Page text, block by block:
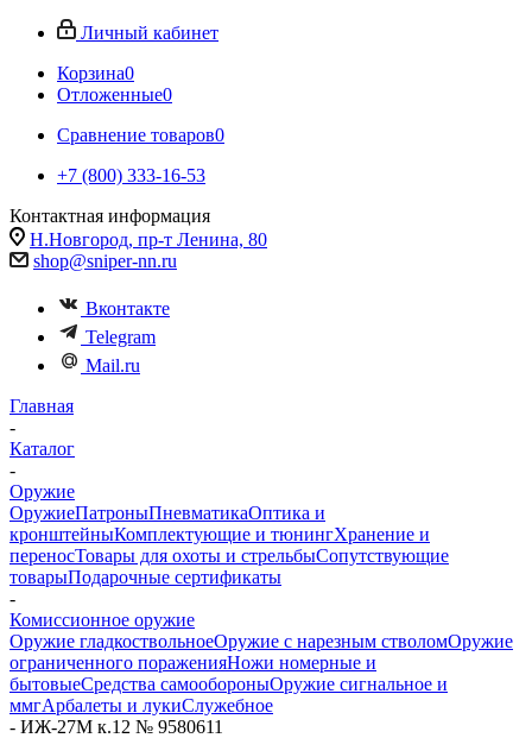
Личный кабинет
Корзина0
Отложенные0
Сравнение товаров0
+7 (800) 333-16-53
Контактная информация
Н.Новгород, пр-т Ленина, 80
shop@sniper-nn.ru
Вконтакте
Telegram
Mail.ru
Главная
-
Каталог
-
Оружие
ОружиеПатроныПневматикаОптика и
кронштейныКомплектующие и тюнингХранение и
переносТовары для охоты и стрельбыСопутствующие
товарыПодарочные сертификаты
-
Комиссионное оружие
Оружие гладкоствольноеОружие с нарезным стволомОружие
ограниченного пораженияНожи номерные и
бытовыеСредства самообороныОружие сигнальное и
ммгАрбалеты и лукиСлужебное
- ИЖ-27М к.12 № 9580611